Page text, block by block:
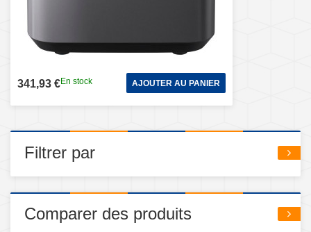
341,93 €En stock AJOUTER AU PANIER
Filtrer par
Comparer des produits